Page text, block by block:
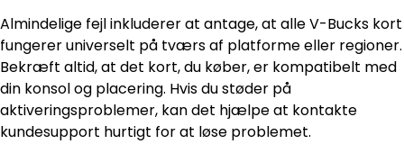
Almindelige fejl inkluderer at antage, at alle V-Bucks kort
fungerer universelt på tværs af platforme eller regioner.
Bekræft altid, at det kort, du køber, er kompatibelt med
din konsol og placering. Hvis du støder på
aktiveringsproblemer, kan det hjælpe at kontakte
kundesupport hurtigt for at løse problemet.